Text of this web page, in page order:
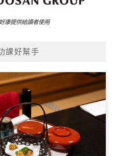
康提供給讀者使用
課好幫手